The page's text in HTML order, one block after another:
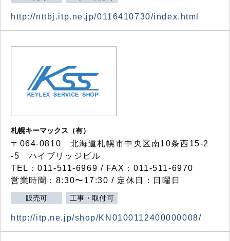
http://nttbj.itp.ne.jp/0116410730/index.html
札幌キーマックス（有）
〒064-0810 北海道札幌市中央区南10条西15-2
-5 ハイブリッジビル
TEL：011-511-6969 / FAX：011-511-6970
営業時間：8:30〜17:30 / 定休日：日曜日
販売可 工事・取付可
http://itp.ne.jp/shop/KN0100112400000008/